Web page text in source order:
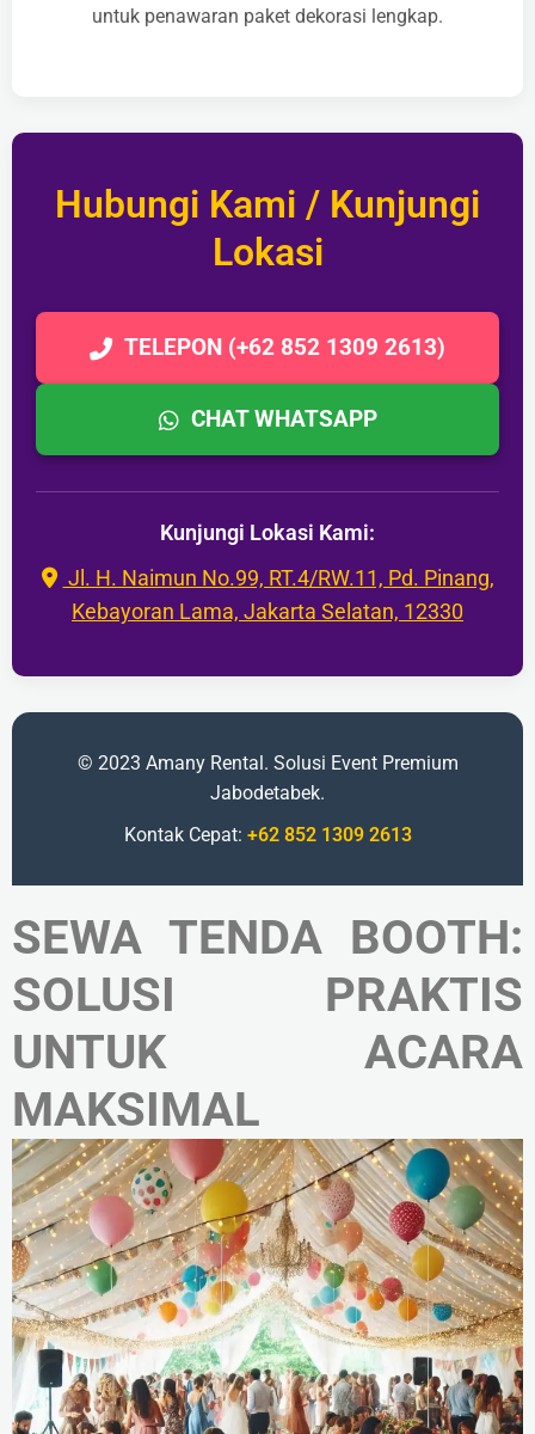
untuk penawaran paket dekorasi lengkap.
Hubungi Kami / Kunjungi
Lokasi
TELEPON (+62 852 1309 2613)
CHAT WHATSAPP
Kunjungi Lokasi Kami:
Jl. H. Naimun No.99, RT.4/RW.11, Pd. Pinang,
Kebayoran Lama, Jakarta Selatan, 12330
© 2023 Amany Rental. Solusi Event Premium
Jabodetabek.
Kontak Cepat: +62 852 1309 2613
SEWA TENDA BOOTH:
SOLUSI PRAKTIS
UNTUK ACARA
MAKSIMAL